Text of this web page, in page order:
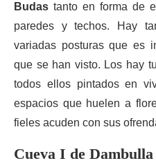
Budas tanto en forma de
paredes y techos. Hay
variadas posturas que es
que se han visto. Los hay
todos ellos pintados en
espacios que huelen a
fieles acuden con sus
Cueva I de Dambulla